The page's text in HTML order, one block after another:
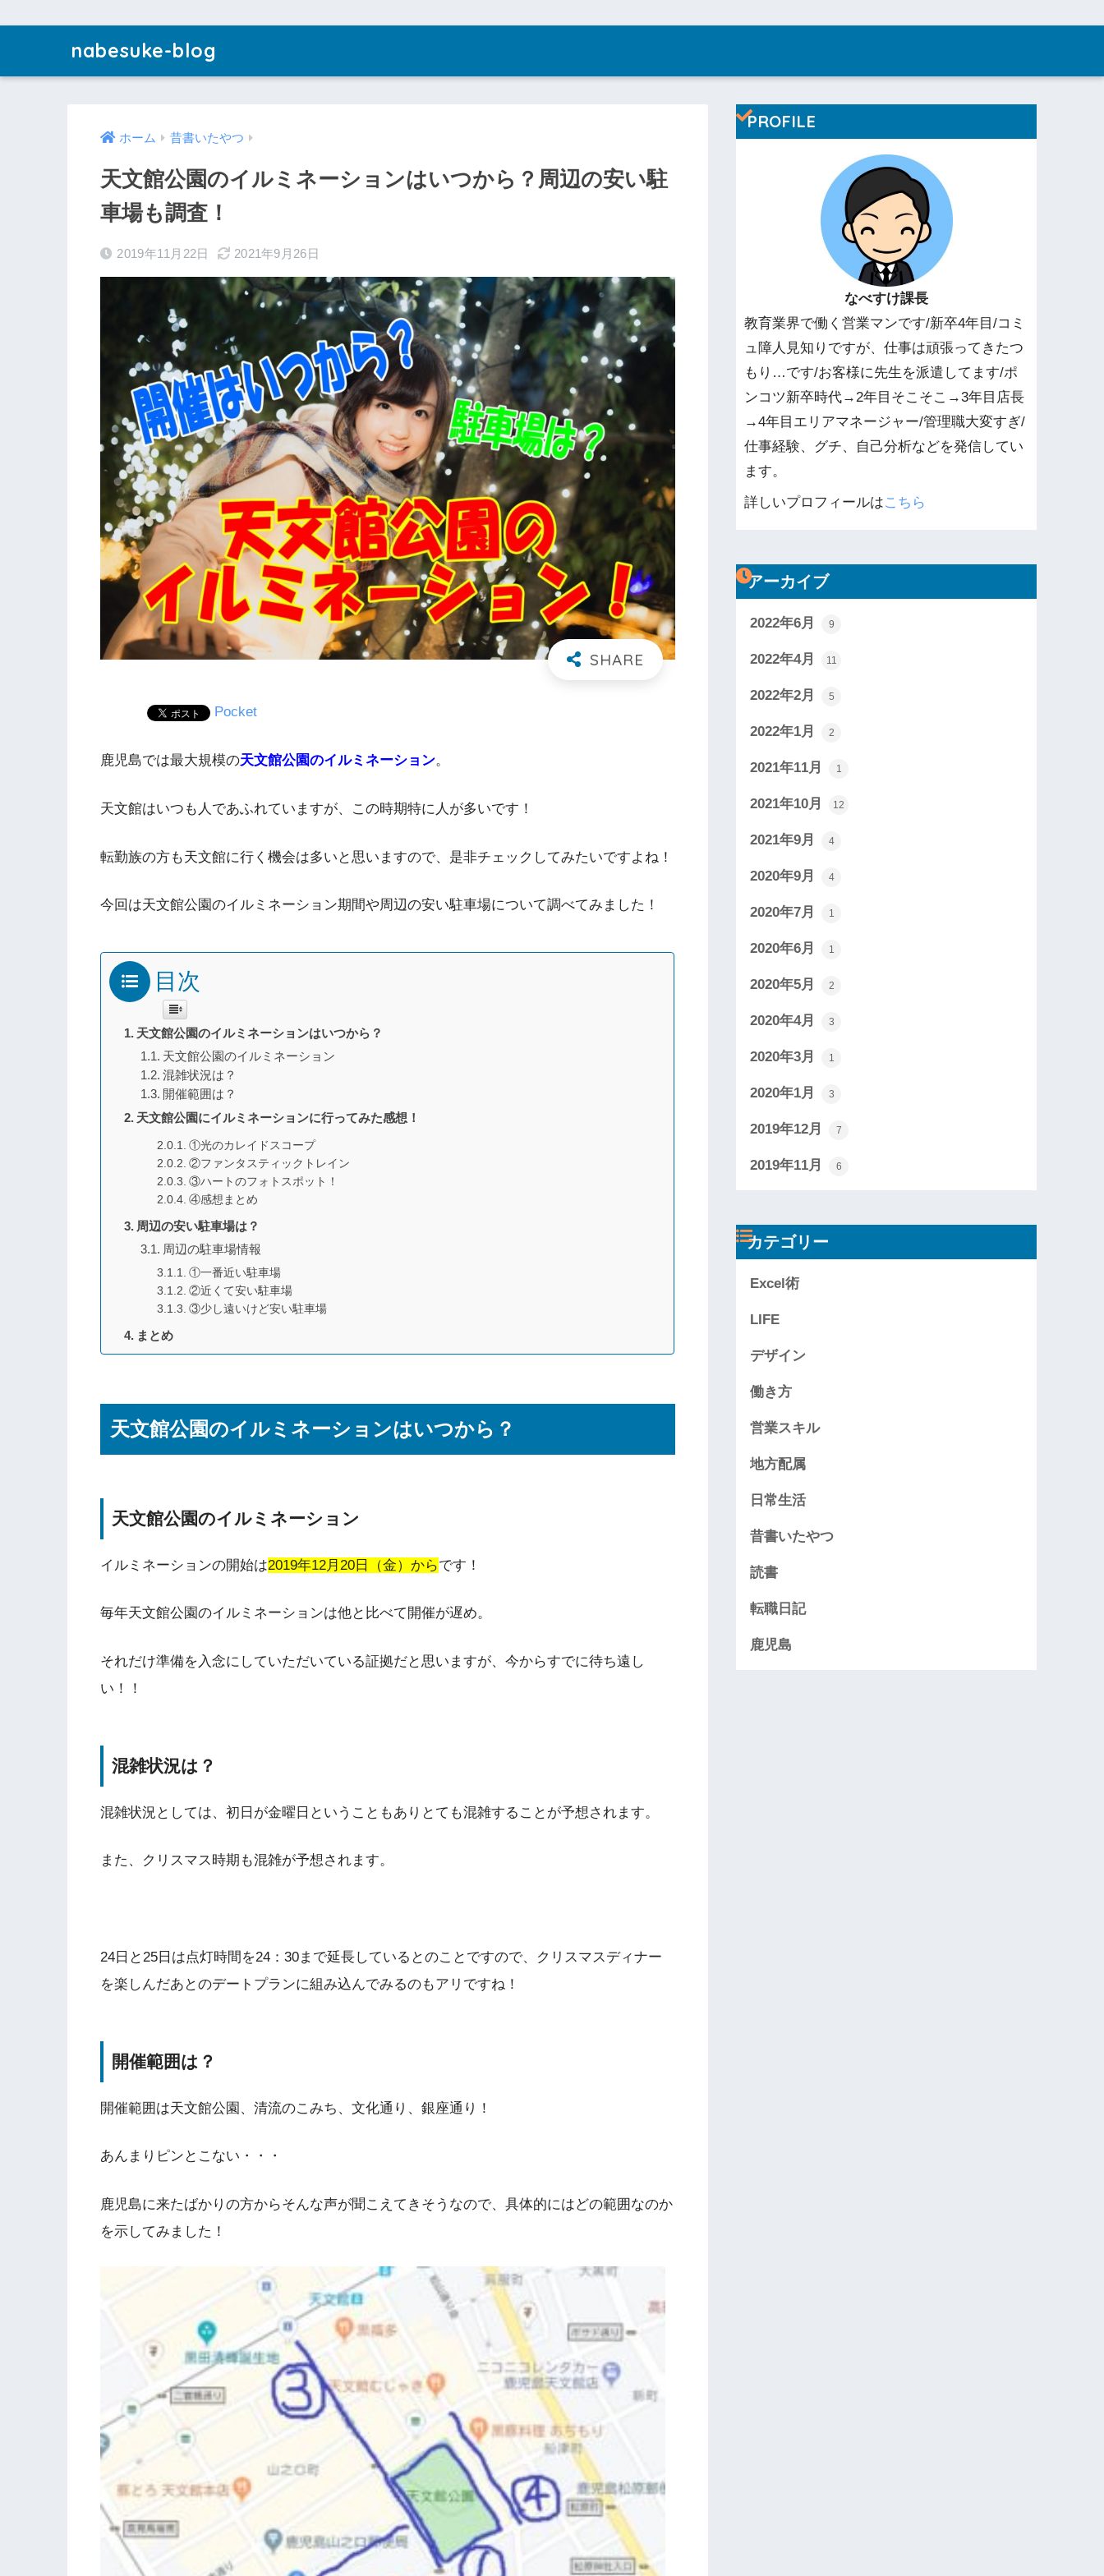
nabesuke-blog
ホーム 昔書いたやつ
天文館公園のイルミネーションはいつから？周辺の安い駐
車場も調査！
2019年11月22日 2021年9月26日
Pocket
鹿児島では最大規模の天文館公園のイルミネーション。
天文館はいつも人であふれていますが、この時期特に人が多いです！
転勤族の方も天文館に行く機会は多いと思いますので、是非チェックしてみたいですよね！
今回は天文館公園のイルミネーション期間や周辺の安い駐車場について調べてみました！
目次
天文館公園のイルミネーションはいつから？
天文館公園のイルミネーション
混雑状況は？
開催範囲は？
天文館公園にイルミネーションに行ってみた感想！
①光のカレイドスコープ
②ファンタスティックトレイン
③ハートのフォトスポット！
④感想まとめ
周辺の安い駐車場は？
周辺の駐車場情報
①一番近い駐車場
②近くて安い駐車場
③少し遠いけど安い駐車場
まとめ
天文館公園のイルミネーションはいつから？
天文館公園のイルミネーション
イルミネーションの開始は2019年12月20日（金）からです！
毎年天文館公園のイルミネーションは他と比べて開催が遅め。
それだけ準備を入念にしていただいている証拠だと思いますが、今からすでに待ち遠し
い！！
混雑状況は？
混雑状況としては、初日が金曜日ということもありとても混雑することが予想されます。
また、クリスマス時期も混雑が予想されます。
24日と25日は点灯時間を24：30まで延長しているとのことですので、クリスマスディナー
を楽しんだあとのデートプランに組み込んでみるのもアリですね！
開催範囲は？
開催範囲は天文館公園、清流のこみち、文化通り、銀座通り！
あんまりピンとこない・・・
鹿児島に来たばかりの方からそんな声が聞こえてきそうなので、具体的にはどの範囲なのか
を示してみました！
PROFILE
なべすけ課長
教育業界で働く営業マンです/新卒4年目/コミ
ュ障人見知りですが、仕事は頑張ってきたつ
もり…です/お客様に先生を派遣してます/ポ
ンコツ新卒時代→2年目そこそこ→3年目店長
→4年目エリアマネージャー/管理職大変すぎ/
仕事経験、グチ、自己分析などを発信してい
ます。
詳しいプロフィールはこちら
アーカイブ
2022年6月 9
2022年4月 11
2022年2月 5
2022年1月 2
2021年11月 1
2021年10月 12
2021年9月 4
2020年9月 4
2020年7月 1
2020年6月 1
2020年5月 2
2020年4月 3
2020年3月 1
2020年1月 3
2019年12月 7
2019年11月 6
カテゴリー
Excel術
LIFE
デザイン
働き方
営業スキル
地方配属
日常生活
昔書いたやつ
読書
転職日記
鹿児島